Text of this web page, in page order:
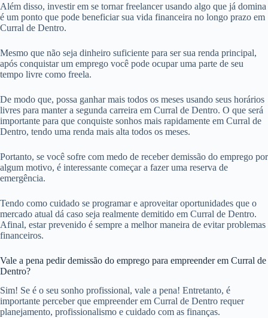
Além disso, investir em se tornar freelancer usando algo que já domina
é um ponto que pode beneficiar sua vida financeira no longo prazo em
Curral de Dentro.
Mesmo que não seja dinheiro suficiente para ser sua renda principal,
após conquistar um emprego você pode ocupar uma parte de seu
tempo livre como freela.
De modo que, possa ganhar mais todos os meses usando seus horários
livres para manter a segunda carreira em Curral de Dentro. O que será
importante para que conquiste sonhos mais rapidamente em Curral de
Dentro, tendo uma renda mais alta todos os meses.
Portanto, se você sofre com medo de receber demissão do emprego por
algum motivo, é interessante começar a fazer uma reserva de
emergência.
Tendo como cuidado se programar e aproveitar oportunidades que o
mercado atual dá caso seja realmente demitido em Curral de Dentro.
Afinal, estar prevenido é sempre a melhor maneira de evitar problemas
financeiros.
Vale a pena pedir demissão do emprego para empreender em Curral de
Dentro?
Sim! Se é o seu sonho profissional, vale a pena! Entretanto, é
importante perceber que empreender em Curral de Dentro requer
planejamento, profissionalismo e cuidado com as finanças.